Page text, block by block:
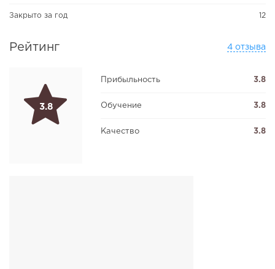
Закрыто за год 12
Рейтинг 4 отзыва
3.8
Прибыльность 3.8
Обучение 3.8
Качество 3.8